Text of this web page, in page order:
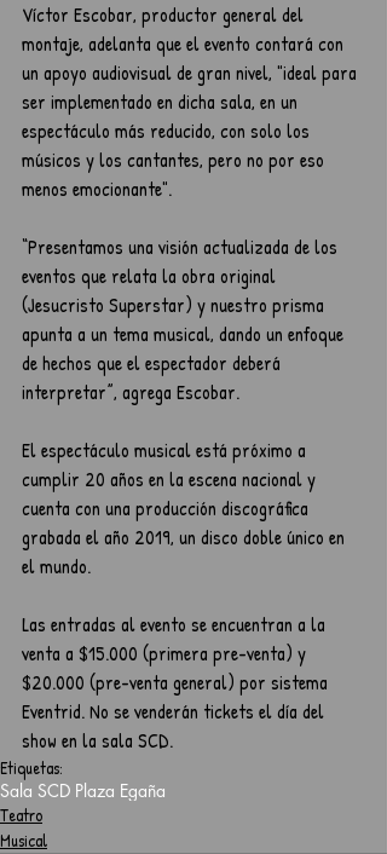
Víctor Escobar, productor general del
montaje, adelanta que el evento contará con
un apoyo audiovisual de gran nivel, "ideal para
ser implementado en dicha sala, en un
espectáculo más reducido, con solo los
músicos y los cantantes, pero no por eso
menos emocionante".
“Presentamos una visión actualizada de los
eventos que relata la obra original
(Jesucristo Superstar) y nuestro prisma
apunta a un tema musical, dando un enfoque
de hechos que el espectador deberá
interpretar”, agrega Escobar.
El espectáculo musical está próximo a
cumplir 20 años en la escena nacional y
cuenta con una producción discográfica
grabada el año 2019, un disco doble único en
el mundo.
Las entradas al evento se encuentran a la
venta a $15.000 (primera pre-venta) y
$20.000 (pre-venta general) por sistema
Eventrid. No se venderán tickets el día del
show en la sala SCD.
Etiquetas:
Sala SCD Plaza Egaña
Teatro
Musical